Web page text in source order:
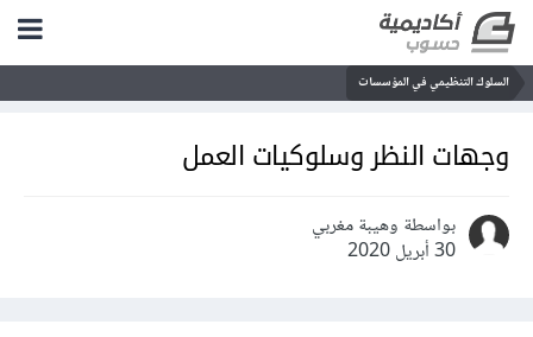
السلوك التنظيمي في المؤسسات
وجهات النظر وسلوكيات العمل
بواسطة وهيبة مغربي
30 أبريل 2020